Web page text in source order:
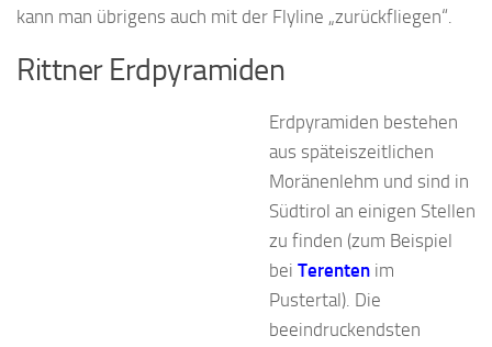
kann man übrigens auch mit der Flyline „zurückfliegen“.
Rittner Erdpyramiden
Erdpyramiden bestehen
aus späteiszeitlichen
Moränenlehm und sind in
Südtirol an einigen Stellen
zu finden (zum Beispiel
bei Terenten im
Pustertal). Die
beeindruckendsten